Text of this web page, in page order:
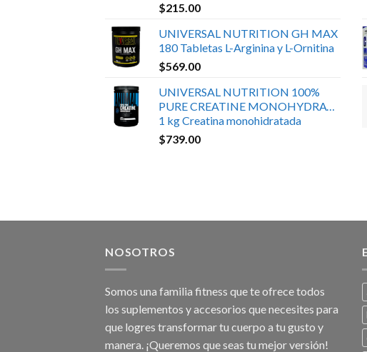
$215.00
UNIVERSAL NUTRITION GH MAX
180 Tabletas L-Arginina y L-Ornitina
$569.00
UNIVERSAL NUTRITION 100%
PURE CREATINE MONOHYDRATE
1 kg Creatina monohidratada
$739.00
NOSOTROS
Somos una familia fitness que te ofrece todos
los suplementos y accesorios que necesites para
que logres transformar tu cuerpo a tu gusto y
manera. ¡Queremos que seas tu mejor versión!